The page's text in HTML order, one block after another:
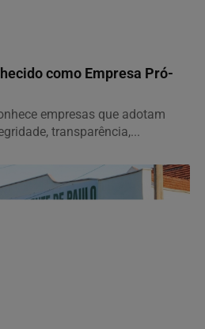
como Empresa Pró-
empresas que adotam
transparência,...